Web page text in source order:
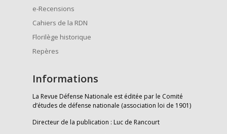
e-Recensions
Cahiers de la RDN
Florilège historique
Repères
Informations
La Revue Défense Nationale est éditée par le Comité
d’études de défense nationale (association loi de 1901)
Directeur de la publication : Luc de Rancourt